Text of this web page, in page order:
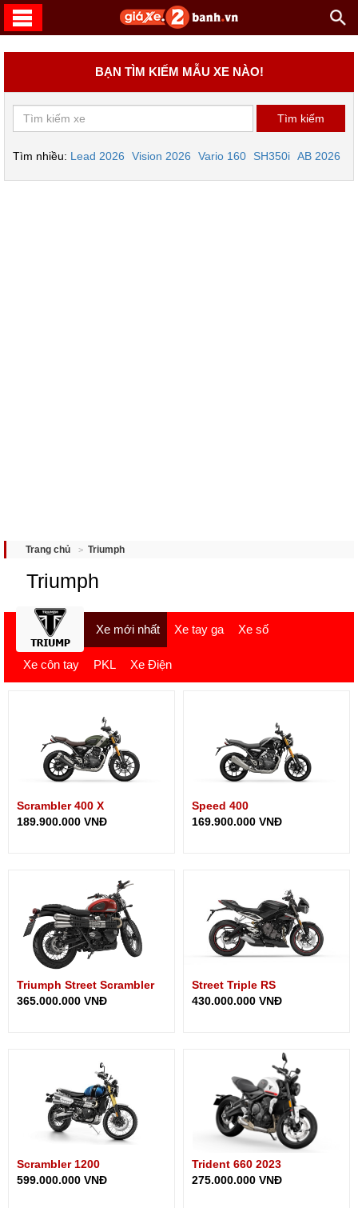
BẠN TÌM KIẾM MẪU XE NÀO!
Tìm nhiều: Lead 2026 Vision 2026 Vario 160 SH350i AB 2026
Trang chủ Triumph
Triumph
Xe mới nhất Xe tay ga Xe số
Xe côn tay PKL Xe Điện
Scrambler 400 X
189.900.000 VNĐ
Speed 400
169.900.000 VNĐ
Triumph Street Scrambler
365.000.000 VNĐ
Street Triple RS
430.000.000 VNĐ
Scrambler 1200
599.000.000 VNĐ
Trident 660 2023
275.000.000 VNĐ